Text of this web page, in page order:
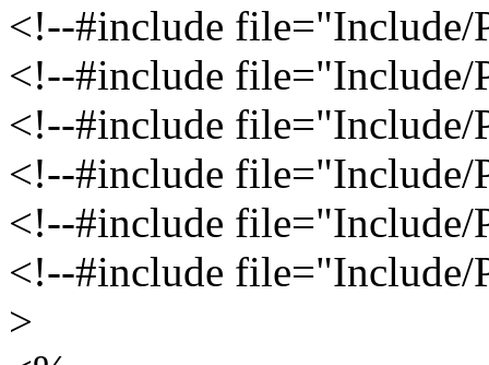
<!--#include file="Include/
<!--#include file="Include/
<!--#include file="Include/
<!--#include file="Include/
<!--#include file="Include/
<!--#include file="Include/
>